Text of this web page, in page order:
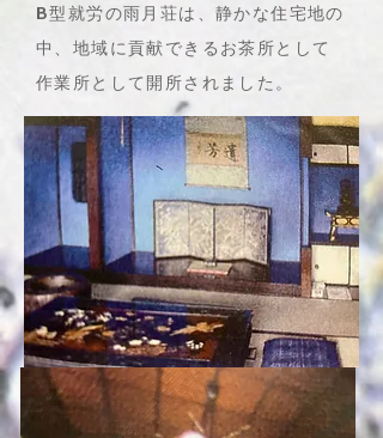
​B型就労の雨月​荘は、静かな住宅地の
中、地域に貢献できるお茶所として
作業所として開所されました。